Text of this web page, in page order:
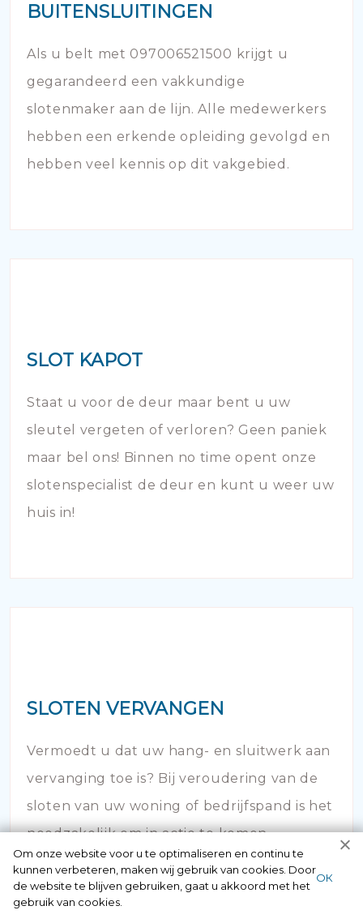
BUITENSLUITINGEN
Als u belt met 097006521500 krijgt u
gegarandeerd een vakkundige
slotenmaker aan de lijn. Alle medewerkers
hebben een erkende opleiding gevolgd en
hebben veel kennis op dit vakgebied.
SLOT KAPOT
Staat u voor de deur maar bent u uw
sleutel vergeten of verloren? Geen paniek
maar bel ons! Binnen no time opent onze
slotenspecialist de deur en kunt u weer uw
huis in!
SLOTEN VERVANGEN
Vermoedt u dat uw hang- en sluitwerk aan
vervanging toe is? Bij veroudering van de
sloten van uw woning of bedrijfspand is het
noodzakelijk om in actie te komen.
Om onze website voor u te optimaliseren en continu te
kunnen verbeteren, maken wij gebruik van cookies. Door
de website te blijven gebruiken, gaat u akkoord met het
gebruik van cookies.
ОК